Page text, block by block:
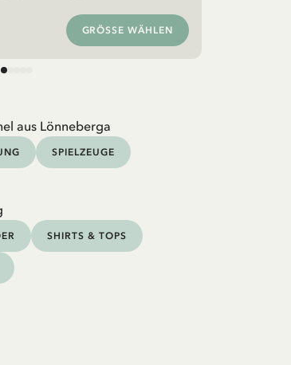
GRÖSSE WÄHLEN
aus Lönneberga
SPIELZEUGE
SHIRTS & TOPS